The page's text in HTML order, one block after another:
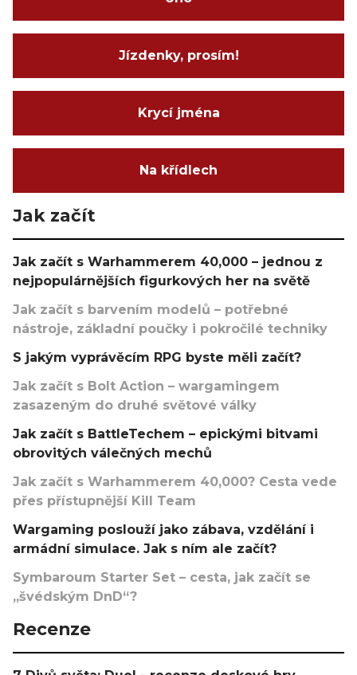
Jízdenky, prosím!
Krycí jména
Na křídlech
Jak začít
Jak začít s Warhammerem 40,000 – jednou z
nejpopulárnějších figurkových her na světě
Jak začít s barvením modelů – potřebné
nástroje, základní poučky i pokročilé techniky
S jakým vyprávěcím RPG byste měli začít?
Jak začít s Bolt Action – wargamingem
zasazeným do druhé světové války
Jak začít s BattleTechem – epickými bitvami
obrovitých válečných mechů
Jak začít s Warhammerem 40,000? Cesta vede
přes přístupnější Kill Team
Wargaming poslouží jako zábava, vzdělání i
armádní simulace. Jak s ním ale začít?
Symbaroum Starter Set – cesta, jak začít se
„švédským DnD“?
Recenze